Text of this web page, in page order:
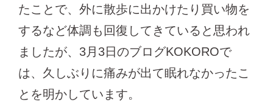
たことで、外に散歩に出かけたり買い物を
するなど体調も回復してきていると思われ
ましたが、3月3日のブログKOKOROで
は、久しぶりに痛みが出て眠れなかったこ
とを明かしています。